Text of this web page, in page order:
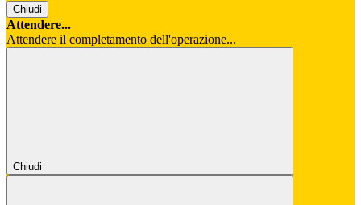
Chiudi
Attendere...
Attendere il completamento dell'operazione...
Chiudi